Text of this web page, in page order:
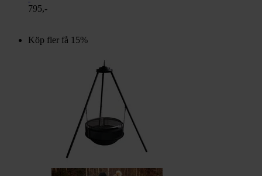
795,-
Köp fler få 15%